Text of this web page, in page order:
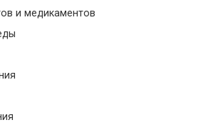
и медикаментов